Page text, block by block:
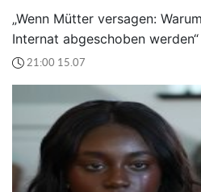
„Wenn Mütter versagen:
Internat abgeschoben werden“
21:00 15.07